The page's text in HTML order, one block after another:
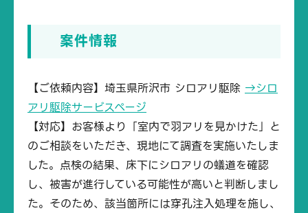
案件情報
【ご依頼内容】埼玉県所沢市 シロアリ駆除 →シロ
アリ駆除サービスページ
【対応】お客様より「室内で羽アリを見かけた」と
のご相談をいただき、現地にて調査を実施いたしま
した。点検の結果、床下にシロアリの蟻道を確認
し、被害が進行している可能性が高いと判断しまし
た。そのため、該当箇所には穿孔注入処理を施し、